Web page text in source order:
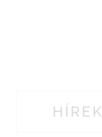
HÍREK